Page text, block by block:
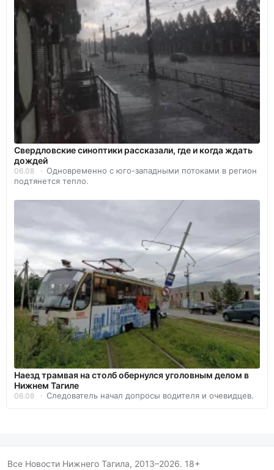
Свердловские синоптики рассказали, где и когда ждать
дождей
06.08
Одновременно с юго-западными потоками в регион
подтянется тепло.
Наезд трамвая на столб обернулся уголовным делом в
Нижнем Тагиле
06.08 Следователь начал допросы водителя и очевидцев.
Все Новости Нижнего Тагила, 2013–2026. 18+